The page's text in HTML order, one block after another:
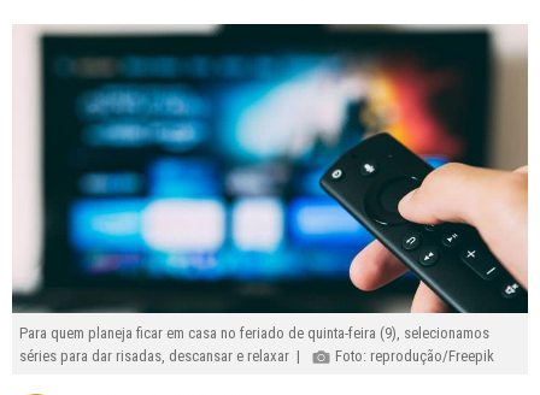
Para quem planeja ficar em casa no feriado de quinta-feira (9), selecionamos
séries para dar risadas, descansar e relaxar |
Foto: reprodução/Freepik